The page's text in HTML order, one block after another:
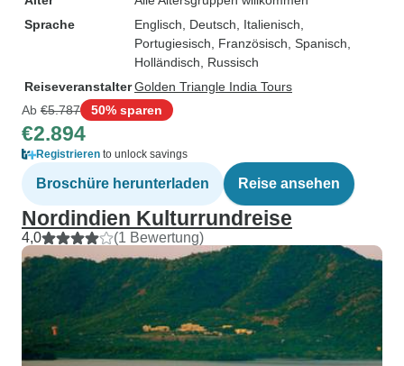
Sprache
Englisch, Deutsch, Italienisch,
Portugiesisch, Französisch, Spanisch,
Holländisch, Russisch
ReiseveranstalterGolden Triangle India Tours
Ab €5.787 50% sparen
€2.894
Registrieren to unlock savings
Broschüre herunterladen Reise ansehen
Nordindien Kulturrundreise
4,0 (1 Bewertung)